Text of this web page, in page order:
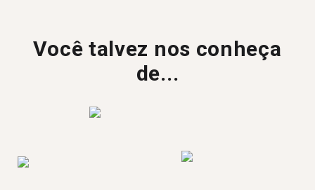
Você talvez nos conheça
de...